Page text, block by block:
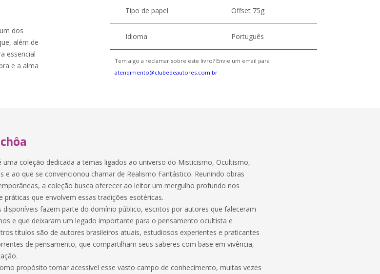
dos
além de
essencial
e a alma
Tipo de papel Offset 75g
Idioma Português
Tem algo a reclamar sobre este livro? Envie um email para
atendimento@clubedeautores.com.br
uma coleção dedicada a temas ligados ao universo do Misticismo, Ocultismo,
e ao que se convencionou chamar de Realismo Fantástico. Reunindo obras
a coleção busca oferecer ao leitor um mergulho profundo nos
práticas que envolvem essas tradições esotéricas.
disponíveis fazem parte do domínio público, escritos por autores que faleceram
e que deixaram um legado importante para o pensamento ocultista e
títulos são de autores brasileiros atuais, estudiosos experientes e praticantes
de pensamento, que compartilham seus saberes com base em vivência,
propósito tornar acessível esse vasto campo de conhecimento, muitas vezes